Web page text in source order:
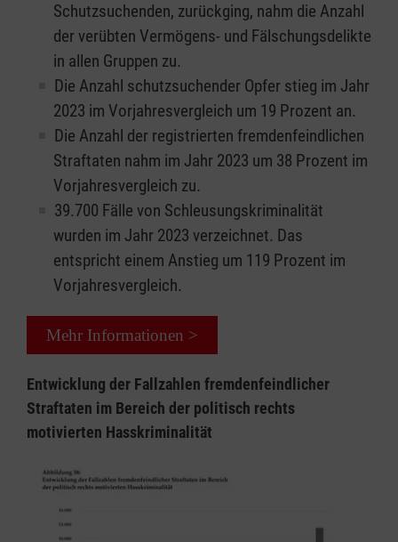
Schutzsuchenden, zurückging, nahm die Anzahl
der verübten Vermögens- und Fälschungsdelikte
in allen Gruppen zu.
Die Anzahl schutzsuchender Opfer stieg im Jahr
2023 im Vorjahresvergleich um 19 Prozent an.
Die Anzahl der registrierten fremdenfeindlichen
Straftaten nahm im Jahr 2023 um 38 Prozent im
Vorjahresvergleich zu.
39.700 Fälle von Schleusungskriminalität
wurden im Jahr 2023 verzeichnet. Das
entspricht einem Anstieg um 119 Prozent im
Vorjahresvergleich.
Mehr Informationen >
Entwicklung der Fallzahlen fremdenfeindlicher
Straftaten im Bereich der politisch rechts
motivierten Hasskriminalität